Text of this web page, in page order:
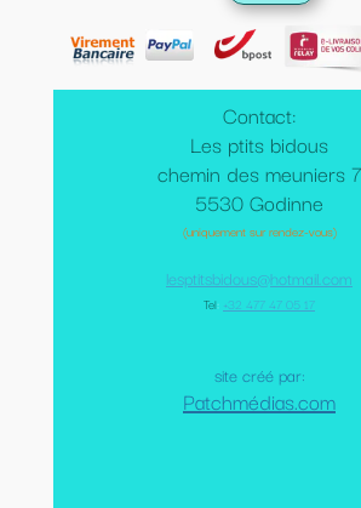
Contact:
Les ptits bidous
chemin des meuniers 7
5530 Godinne
(uniquement sur rendez-vous)
lesptitsbidous@hotmail.com
Tel: +32 477 47 05 17
site créé par:
Patchmédias.com